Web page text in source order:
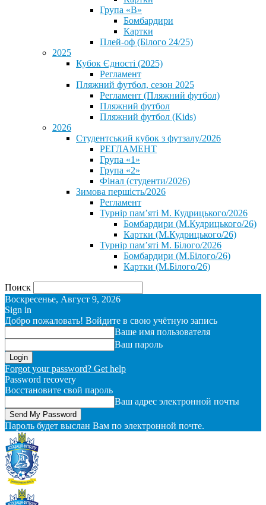
Група «В»
Бомбардири
Картки
Плей-оф (Білого 24/25)
2025
Кубок Єдності (2025)
Регламент
Пляжний футбол, сезон 2025
Регламент (Пляжний футбол)
Пляжний футбол
Пляжний футбол (Kids)
2026
Студентський кубок з футзалу/2026
РЕГЛАМЕНТ
Група «1»
Група «2»
Фінал (студенти/2026)
⁨Зимова першість/2026⁩
Регламент
Турнір пам’яті М. Кудрицького/2026
Бомбардири (М.Кудрицького/26)
Картки (М.Кудрицького/26)
Турнір пам’яті М. Білого/2026
Бомбардири (М.Білого/26)
Картки (М.Білого/26)
Поиск
Воскресенье, Август 9, 2026
Sign in
Добро пожаловать! Войдите в свою учётную запись
Ваше имя пользователя
Ваш пароль
Forgot your password? Get help
Password recovery
Восстановите свой пароль
Ваш адрес электронной почты
Пароль будет выслан Вам по электронной почте.